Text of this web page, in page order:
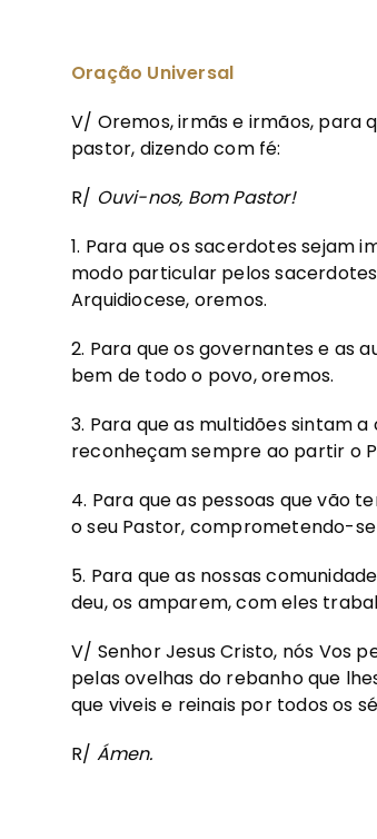
Oração Universal
V/ Oremos, irmãs e irmãos, para
pastor, dizendo com fé:
R/ Ouvi-nos, Bom Pastor!
1. Para que os sacerdotes sejam
modo particular pelos
Arquidiocese, oremos.
2. Para que os governantes e as
bem de todo o povo, oremos.
3. Para que as multidões sintam
reconheçam sempre ao partir o
4. Para que as pessoas que vão
o seu Pastor, comprometendo-
5. Para que as nossas
deu, os amparem, com eles
V/ Senhor Jesus Cristo, nós Vos
pelas ovelhas do rebanho que
que viveis e reinais por todos os
R/ Ámen.